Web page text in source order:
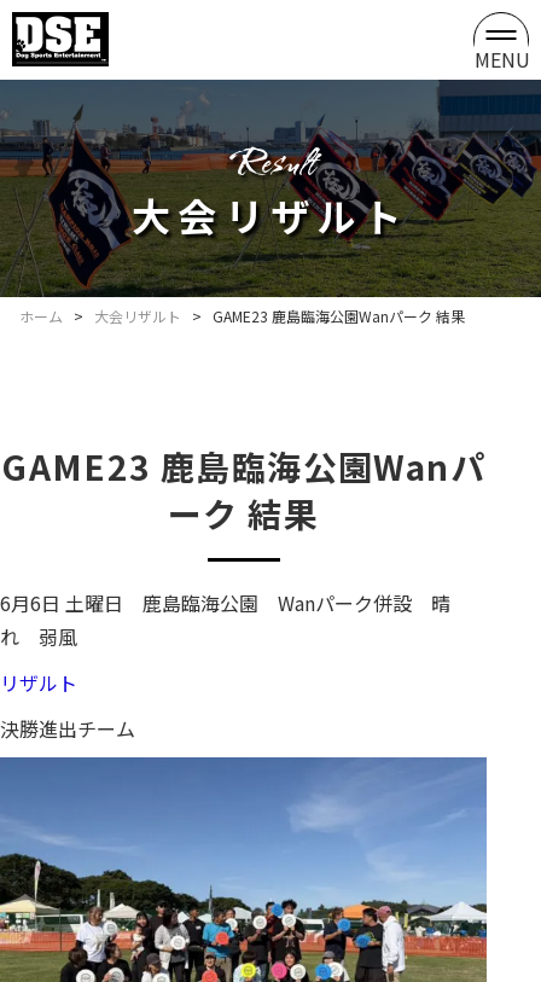
MENU
大会リザルト
result
ホーム > 大会リザルト > GAME23 鹿島臨海公園Wanパーク 結果
GAME23 鹿島臨海公園Wanパ
ーク 結果
6月6日 土曜日 鹿島臨海公園 Wanパーク併設 晴
れ 弱風
リザルト
決勝進出チーム